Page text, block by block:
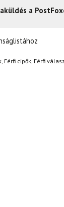
a
Semmi
14 napon
Férfi cipők Férfi